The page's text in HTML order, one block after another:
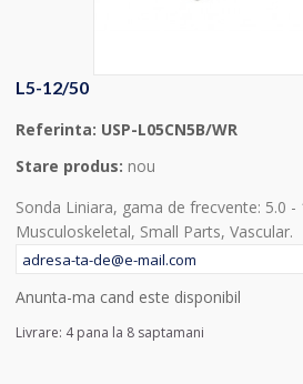
L5-12/50
Referinta: USP-L05CN5B/WR
Stare produs: nou
Sonda Liniara, gama de frecvente: 5.0 -
Musculoskeletal, Small Parts, Vascular.
Anunta-ma cand este disponibil
Livrare: 4 pana la 8 saptamani